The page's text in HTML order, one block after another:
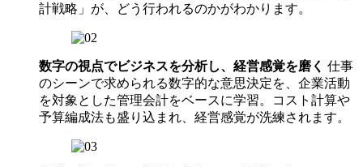
計戦略」が、どう行われるのかがわかります。
数字の視点でビジネスを分析し、経営感覚を磨く 仕事
のシーンで求められる数字的な意思決定を、企業活動
を対象とした管理会計をベースに学習。コスト計算や
予算編成法も盛り込まれ、経営感覚が洗練されます。